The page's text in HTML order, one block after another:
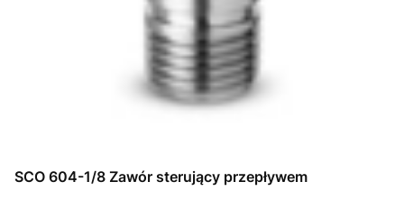
SCO 604-1/8 Zawór sterujący przepływem